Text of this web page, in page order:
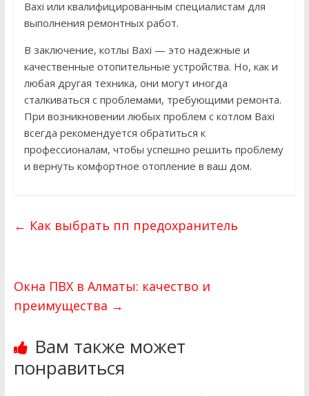
Baxi или квалифицированным специалистам для
выполнения ремонтных работ.
В заключение, котлы Baxi — это надежные и
качественные отопительные устройства. Но, как и
любая другая техника, они могут иногда
сталкиваться с проблемами, требующими ремонта.
При возникновении любых проблем с котлом Baxi
всегда рекомендуется обратиться к
профессионалам, чтобы успешно решить проблему
и вернуть комфортное отопление в ваш дом.
← Как выбрать пп предохранитель
Окна ПВХ в Алматы: качество и
преимущества →
Вам также может
понравиться